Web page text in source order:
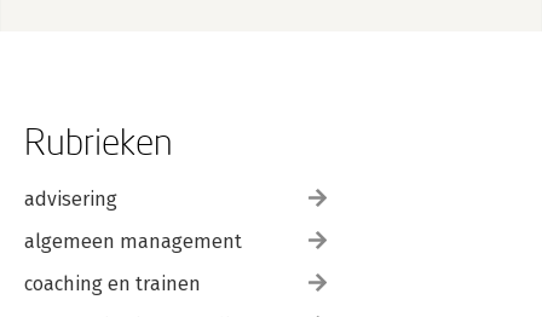
Rubrieken
advisering
algemeen management
coaching en trainen